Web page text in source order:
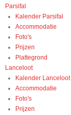
Parsifal
Kalender Parsifal
Accommodatie
Foto's
Prijzen
Plattegrond
Lanceloot
Kalender Lanceloot
Accommodatie
Foto's
Prijzen